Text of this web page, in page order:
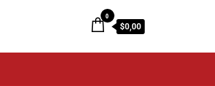
0
$0,00